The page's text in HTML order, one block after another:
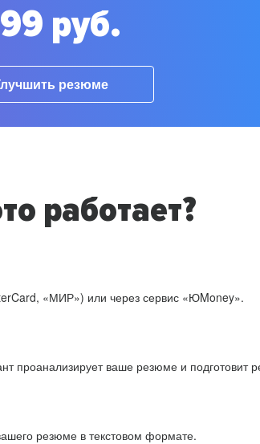
руб.
резюме
работает?
«МИР») или через сервис «ЮMoney».
проанализирует ваше резюме и подготовит
резюме в текстовом формате.